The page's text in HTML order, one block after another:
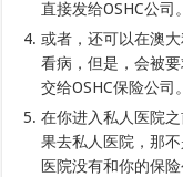
直接发给OSHC公司。
或者，还可以在澳
看病，但是，会被
交给OSHC保险公司。
在你进入私人医院
果去私人医院，那
医院没有和你的保